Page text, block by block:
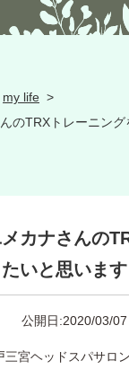
my life >
のTRXトレーニン
カナさんの
いと思います
公開日:2020/03/07
三宮ヘッドスパサロ